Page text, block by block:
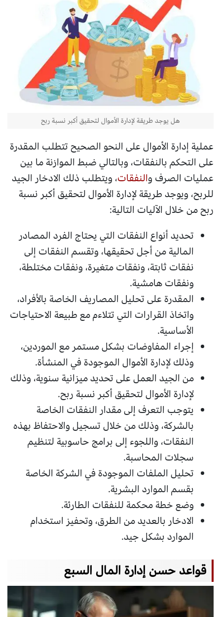
هل يوجد طريقة لإدارة الأموال لتحقيق أكبر نسبة ربح
عملية إدارة الأموال على النحو الصحيح تتطلب المقدرة
على التحكم بالنفقات، وبالتالي ضبط الموازنة ما بين
عمليات الصرف والنفقات، ويتطلب ذلك الادخار الجيد
للربح، ويوجد طريقة لإدارة الأموال لتحقيق أكبر نسبة
ربح من خلال الآليات التالية:
تحديد أنواع النفقات التي يحتاج الفرد المصادر
المالية من أجل تحقيقها، وتقسم النفقات إلى
نفقات ثابتة، ونفقات متغيرة، ونفقات مختلطة،
ونفقات هامشية.
المقدرة على تحليل المصاريف الخاصة بالأفراد،
واتخاذ القرارات التي تتلاءم مع طبيعة الاحتياجات
الأساسية.
إجراء المفاوضات بشكل مستمر مع الموردين،
وذلك لإدارة الأموال الموجودة في المنشأة.
من الجيد العمل على تحديد ميزانية سنوية، وذلك
لإدارة الأموال لتحقيق أكبر نسبة ربح.
يتوجب التعرف إلى مقدار النفقات الخاصة
بالشركة، وذلك من خلال تسجيل والاحتفاظ بهذه
النفقات، واللجوء إلى برامج حاسوبية لتنظيم
سجلات المحاسبة.
تحليل الملفات الموجودة في الشركة الخاصة
بقسم الموارد البشرية.
وضع خطة محكمة للنفقات الطارئة.
الادخار بالعديد من الطرق، وتحفيز استخدام
الموارد بشكل جيد.
قواعد حسن إدارة المال السبع